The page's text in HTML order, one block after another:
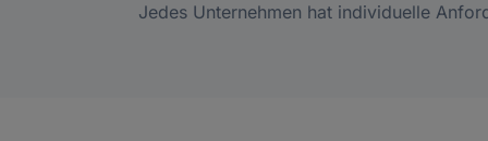
Jedes Unternehmen hat individuelle